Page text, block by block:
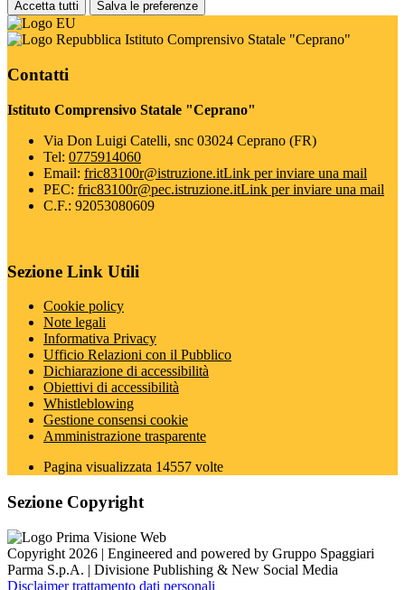
Accetta tutti Salva le preferenze
Istituto Comprensivo Statale "Ceprano"
Contatti
Istituto Comprensivo Statale "Ceprano"
Via Don Luigi Catelli, snc 03024 Ceprano (FR)
Tel: 0775914060
Email: fric83100r@istruzione.itLink per inviare una mail
PEC: fric83100r@pec.istruzione.itLink per inviare una mail
C.F.: 92053080609
Sezione Link Utili
Cookie policy
Note legali
Informativa Privacy
Ufficio Relazioni con il Pubblico
Dichiarazione di accessibilità
Obiettivi di accessibilità
Whistleblowing
Gestione consensi cookie
Amministrazione trasparente
Pagina visualizzata 14557 volte
Sezione Copyright
Copyright 2026 | Engineered and powered by Gruppo Spaggiari
Parma S.p.A. | Divisione Publishing & New Social Media
Disclaimer trattamento dati personali